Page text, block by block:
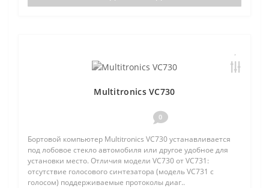
Multitronics VC730
0
Бортовой компьютер Multitronics VC730 устанавливается
под лобовое стекло автомобиля или другое удобное для
установки место. Отличия модели VC730 от VC731:
отсутствие голосового синтезатора (модель VC731 с
голосом) поддерживаемые протоколы диаг..